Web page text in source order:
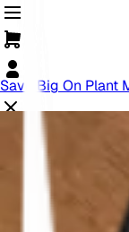
Save Big On Plant